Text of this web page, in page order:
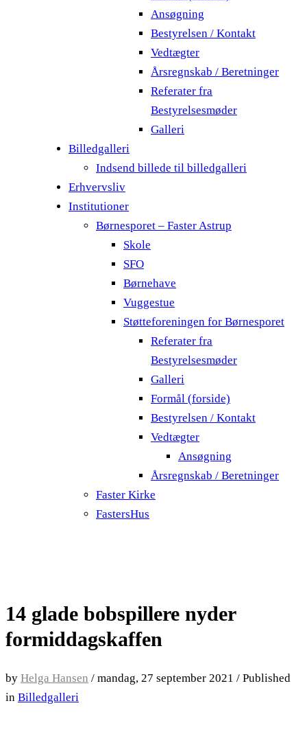
Ansøgning
Bestyrelsen / Kontakt
Vedtægter
Årsregnskab / Beretninger
Referater fra
Bestyrelsesmøder
Galleri
Billedgalleri
Indsend billede til billedgalleri
Erhvervsliv
Institutioner
Børnesporet – Faster Astrup
Skole
SFO
Børnehave
Vuggestue
Støtteforeningen for Børnesporet
Referater fra
Bestyrelsesmøder
Galleri
Formål (forside)
Bestyrelsen / Kontakt
Vedtægter
Ansøgning
Årsregnskab / Beretninger
Faster Kirke
FastersHus
14 glade bobspillere nyder
formiddagskaffen
by Helga Hansen / mandag, 27 september 2021 / Published
in Billedgalleri